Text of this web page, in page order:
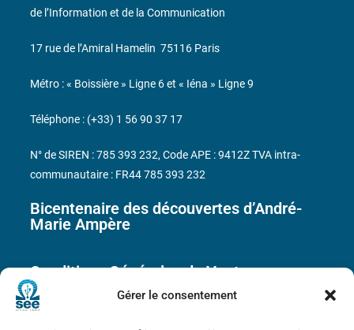
Gérer le consentement
Bicentenaire des découvertes d’André-
Marie Ampère
Conditions Générales de Vente
de l’Information et de la Communication
17 rue de l’Amiral Hamelin 75116 Paris
Métro : « Boissière » Ligne 6 et « Iéna » Ligne 9
Téléphone : (+33) 1 56 90 37 17
N° de SIREN : 785 393 232, Code APE : 9412Z TVA intra-
communautaire : FR44 785 393 232